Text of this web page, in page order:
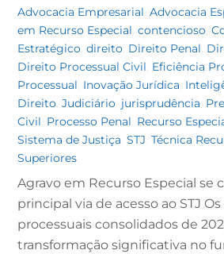
Advocacia Empresarial ,Advocacia
em Recurso Especial ,contencioso ,
Estratégico ,direito Direito Penal
Direito Processual Civil Eficiência
Processual Inovação Jurídica
Direito ,Judiciário jurisprudência
Civil Processo Penal Recurso
Sistema de Justiça ,STJ ,Técnica
Superiores
Agravo em Recurso Especial se
principal via de acesso ao STJ
processuais consolidados de
transformação significativa no